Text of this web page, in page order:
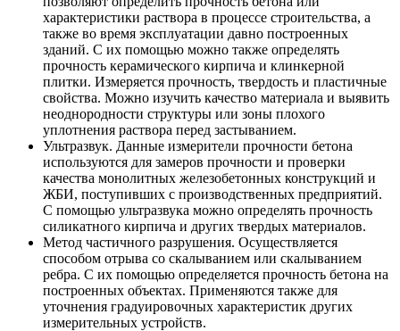
характеристики раствора в процессе строительства, а
также во время эксплуатации давно построенных
зданий. С их помощью можно также определять
прочность керамического кирпича и клинкерной
плитки. Измеряется прочность, твердость и пластичные
свойства. Можно изучить качество материала и выявить
неоднородности структуры или зоны плохого
уплотнения раствора перед застыванием.
Ультразвук. Данные измерители прочности бетона
используются для замеров прочности и проверки
качества монолитных железобетонных конструкций и
ЖБИ, поступивших с производственных предприятий.
С помощью ультразвука можно определять прочность
силикатного кирпича и других твердых материалов.
Метод частичного разрушения. Осуществляется
способом отрыва со скалыванием или скалыванием
ребра. С их помощью определяется прочность бетона на
построенных объектах. Применяются также для
уточнения градуировочных характеристик других
измерительных устройств.